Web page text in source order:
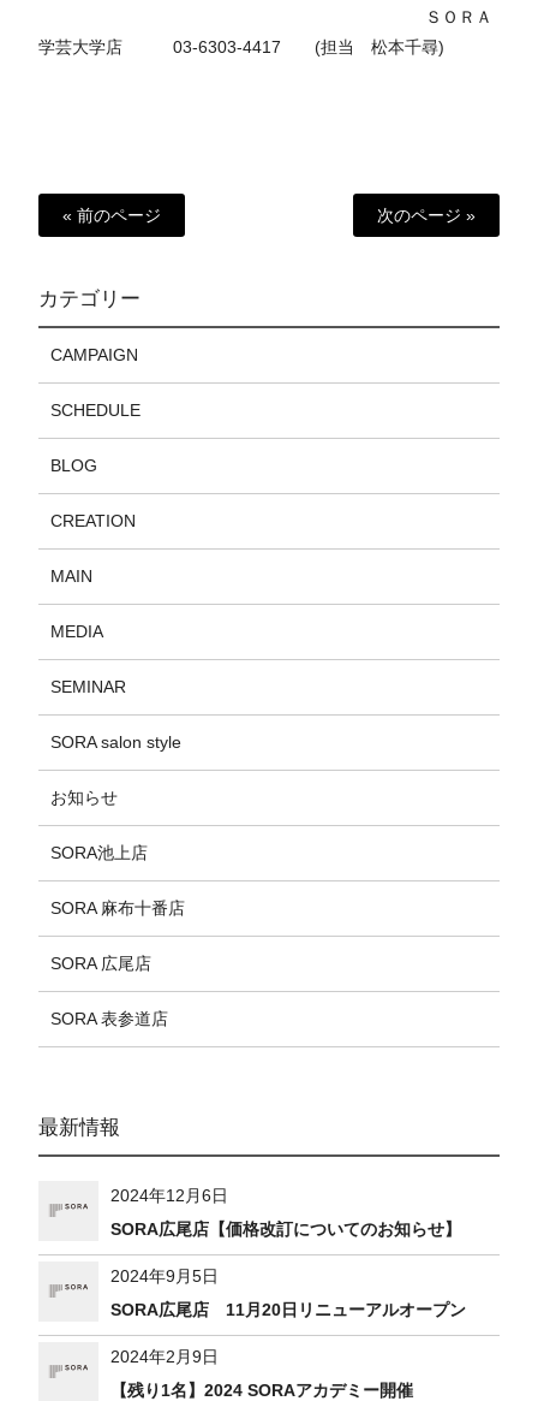
ＳＯＲＡ
学芸大学店 03-6303-4417 (担当 松本千尋)
« 前のページ 次のページ »
カテゴリー
CAMPAIGN
SCHEDULE
BLOG
CREATION
MAIN
MEDIA
SEMINAR
SORA salon style
お知らせ
SORA池上店
SORA 麻布十番店
SORA 広尾店
SORA 表参道店
最新情報
2024年12月6日
SORA広尾店【価格改訂についてのお知らせ】
2024年9月5日
SORA広尾店 11月20日リニューアルオープン
2024年2月9日
【残り1名】2024 SORAアカデミー開催